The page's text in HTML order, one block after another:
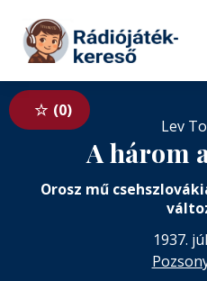
Tovább a tartalomhoz
0
Lev
A három
Orosz mű
1937.